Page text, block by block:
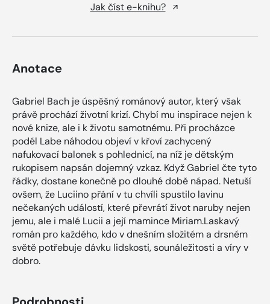
Jak číst e-knihu?
Anotace
Gabriel Bach je úspěšný románový autor, který však
právě prochází životní krizí. Chybí mu inspirace nejen k
nové knize, ale i k životu samotnému. Při procházce
podél Labe náhodou objeví v křoví zachycený
nafukovací balonek s pohlednicí, na níž je dětským
rukopisem napsán dojemný vzkaz. Když Gabriel čte tyto
řádky, dostane konečně po dlouhé době nápad. Netuší
ovšem, že Luciino přání v tu chvíli spustilo lavinu
nečekaných událostí, které převrátí život naruby nejen
jemu, ale i malé Lucii a její mamince Miriam.Laskavý
román pro každého, kdo v dnešním složitém a drsném
světě potřebuje dávku lidskosti, sounáležitosti a víry v
dobro.